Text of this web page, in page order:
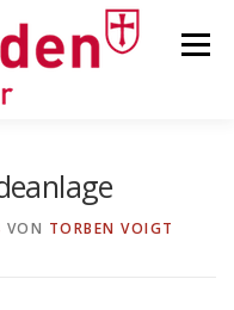
Menü
VON TORBEN VOIGT